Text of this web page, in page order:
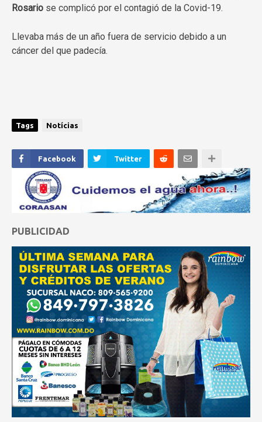
Rosario se complicó por el contagió de la Covid-19.
Llevaba más de un año fuera de servicio debido a un
cáncer del que padecía.
Tags Notícias
Facebook Twitter
PUBLICIDAD